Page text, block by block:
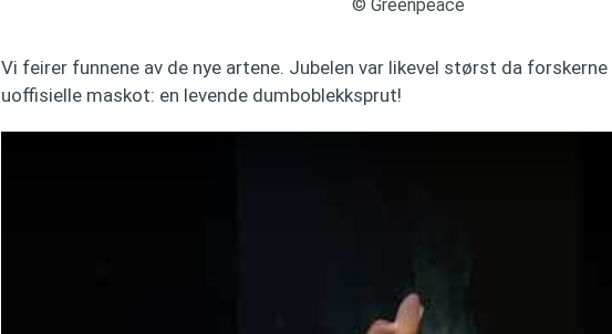
© Greenpeace
Vi feirer funnene av de nye artene. Jubelen var likevel størst da
uoffisielle maskot: en levende dumboblekksprut!